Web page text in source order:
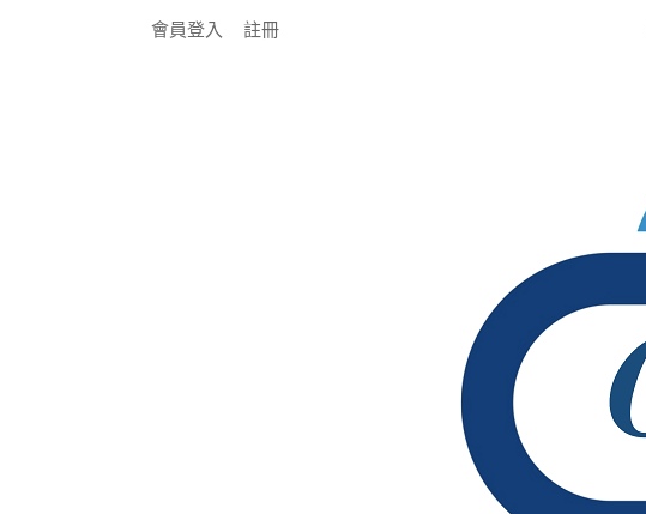
會員登入 註冊